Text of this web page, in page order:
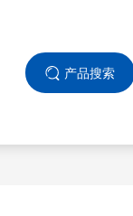
产品搜索